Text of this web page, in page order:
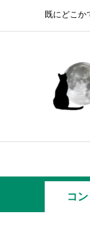
既にどこか
コ